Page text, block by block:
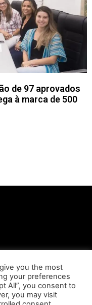
de 97 aprovados
à marca de 500
you the most
your preferences
All”, you consent to
you may visit